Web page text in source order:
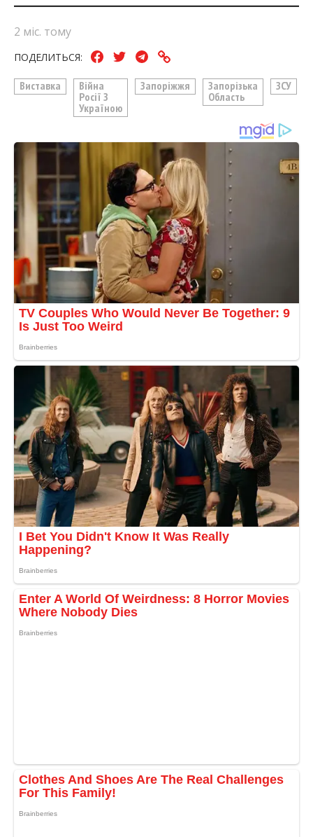
2 міс. тому
ПОДЕЛИТЬСЯ:
Виставка
Війна
Росії З
Україною
Запоріжжя
Запорізька
Область
ЗСУ